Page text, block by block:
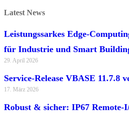
Latest News
Leistungssarkes Edge-
für Industrie und Smart
29. April 2026
Service-Release VBASE 11.7.8
17. März 2026
Robust & sicher: IP67